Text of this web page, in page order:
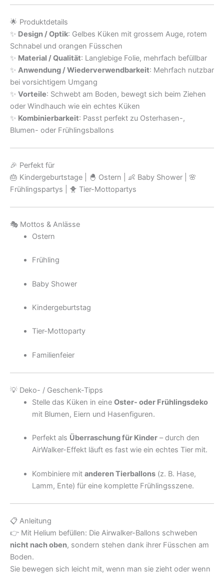
🌟 Produktdetails
✨ Design / Optik: Gelbes Küken mit grossem Auge, rotem
Schnabel und orangen Füsschen
✨ Material / Qualität: Langlebige Folie, mehrfach befüllbar
✨ Anwendung / Wiederverwendbarkeit: Mehrfach nutzbar
bei vorsichtigem Umgang
✨ Vorteile: Schwebt am Boden, bewegt sich beim Ziehen
oder Windhauch wie ein echtes Küken
✨ Kombinierbarkeit: Passt perfekt zu Osterhasen-,
Blumen- oder Frühlingsballons
🎉 Perfekt für
🎂 Kindergeburtstage | 🐣 Ostern | 👶 Baby Shower | 🌸
Frühlingspartys | 🐥 Tier-Mottopartys
🎭 Mottos & Anlässe
Ostern
Frühling
Baby Shower
Kindergeburtstag
Tier-Mottoparty
Familienfeier
💡 Deko- / Geschenk-Tipps
Stelle das Küken in eine Oster- oder Frühlingsdeko
mit Blumen, Eiern und Hasenfiguren.
Perfekt als Überraschung für Kinder– durch den
AirWalker-Effekt läuft es fast wie ein echtes Tier mit.
Kombiniere mit anderen Tierballons(z. B. Hase,
Lamm, Ente) für eine komplette Frühlingsszene.
📋 Anleitung
👉 Mit Helium befüllen: Die Airwalker-Ballons schweben
nicht nach oben, sondern stehen dank ihrer Füsschen am
Boden.
Sie bewegen sich leicht mit, wenn man sie zieht oder wenn